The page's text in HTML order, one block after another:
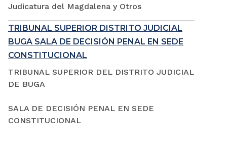
Judicatura del Magdalena y Otros
TRIBUNAL SUPERIOR DISTRITO JUDICIAL
BUGA SALA DE DECISIÓN PENAL EN SEDE
CONSTITUCIONAL
TRIBUNAL SUPERIOR DEL DISTRITO JUDICIAL
DE BUGA
SALA DE DECISIÓN PENAL EN SEDE
CONSTITUCIONAL